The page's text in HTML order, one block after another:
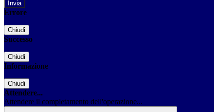
Errore
Chiudi
Successo
Chiudi
Informazione
Chiudi
Attendere...
Attendere il completamento dell'operazione...